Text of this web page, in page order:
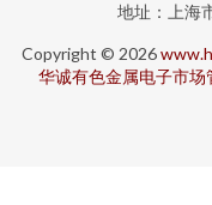
地址：上海
Copyright © 2026
华诚有色金属电子市场